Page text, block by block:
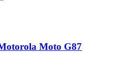
Moto G87